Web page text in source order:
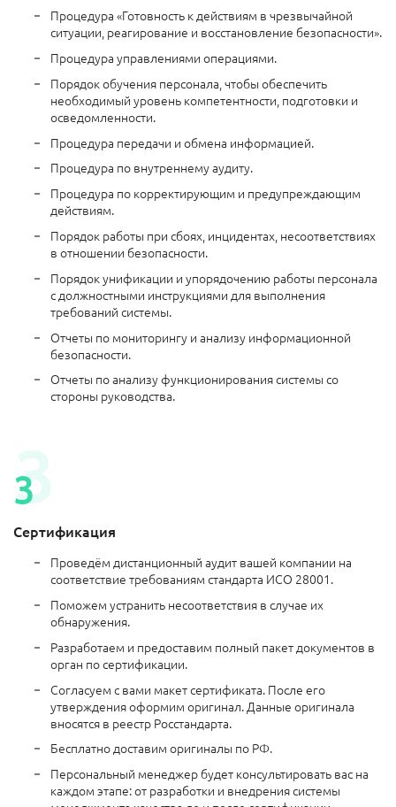
Процедура «Готовность к действиям в чрезвычайной
ситуации, реагирование и восстановление безопасности».
Процедура управлениями операциями.
Порядок обучения персонала, чтобы обеспечить
необходимый уровень компетентности, подготовки и
осведомленности.
Процедура передачи и обмена информацией.
Процедура по внутреннему аудиту.
Процедура по корректирующим и предупреждающим
действиям.
Порядок работы при сбоях, инцидентах, несоответствиях
в отношении безопасности.
Порядок унификации и упорядочению работы персонала
с должностными инструкциями для выполнения
требований системы.
Отчеты по мониторингу и анализу информационной
безопасности.
Отчеты по анализу функционирования системы со
стороны руководства.
Сертификация
Проведём дистанционный аудит вашей компании на
соответствие требованиям стандарта ИСО 28001.
Поможем устранить несоответствия в случае их
обнаружения.
Разработаем и предоставим полный пакет документов в
орган по сертификации.
Согласуем с вами макет сертификата. После его
утверждения оформим оригинал. Данные оригинала
вносятся в реестр Росстандарта.
Бесплатно доставим оригиналы по РФ.
Персональный менеджер будет консультировать вас на
каждом этапе: от разработки и внедрения системы